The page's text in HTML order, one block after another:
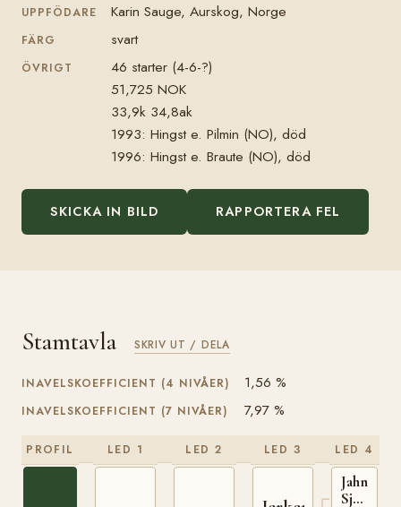
UPPFÖDARE Karin Sauge, Aurskog, Norge
FÄRG svart
ÖVRIGT
46 starter (4-6-?)
51,725 NOK
33,9k 34,8ak
1993: Hingst e. Pilmin (NO), död
1996: Hingst e. Braute (NO), död
SKICKA IN BILD RAPPORTERA FEL
Stamtavla SKRIV UT / DELA
INAVELSKOEFFICIENT (4 NIVÅER) 1,56 %
INAVELSKOEFFICIENT (7 NIVÅER) 7,97 %
PROFIL LED 1 LED 2 LED 3 LED 4
Jahn
Sjur